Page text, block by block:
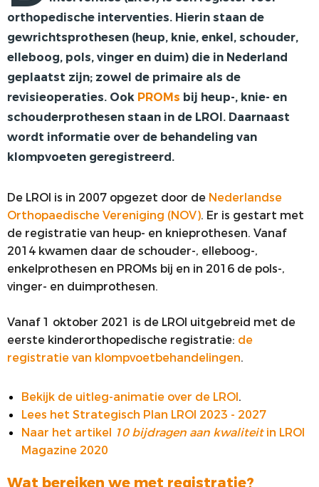
VOORSTE KRUISBAND
SYNTHETISEREN VAN LROI-DATA
orthopedische interventies. Hierin staan de
gewrichtsprothesen (heup, knie, enkel, schouder,
elleboog, pols, vinger en duim) die in Nederland
geplaatst zijn; zowel de primaire als de
revisieoperaties. Ook PROMs bij heup-, knie- en
schouderprothesen staan in de LROI. Daarnaast
wordt informatie over de behandeling van
klompvoeten geregistreerd.
De LROI is in 2007 opgezet door de Nederlandse
Orthopaedische Vereniging (NOV). Er is gestart met
de registratie van heup- en knieprothesen. Vanaf
2014 kwamen daar de schouder-, elleboog-,
enkelprothesen en PROMs bij en in 2016 de pols-,
vinger- en duimprothesen.
Vanaf 1 oktober 2021 is de LROI uitgebreid met de
eerste kinderorthopedische registratie: de
registratie van klompvoetbehandelingen.
Bekijk de uitleg-animatie over de LROI.
Lees het Strategisch Plan LROI 2023 - 2027
Naar het artikel 10 bijdragen aan kwaliteitin LROI
Magazine 2020
Wat bereiken we met registratie?